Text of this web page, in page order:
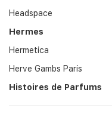
Headspace
Hermes
Hermetica
Herve Gambs Paris
Histoires de Parfums